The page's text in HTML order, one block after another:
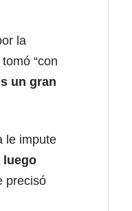
la
“con
un gran
le impute
luego
precisó